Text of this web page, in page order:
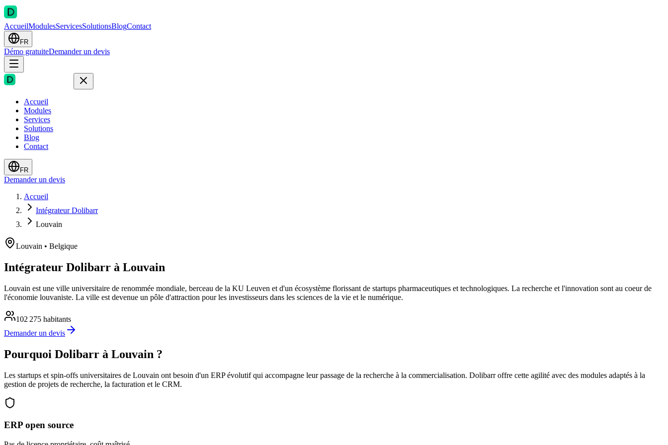
AccueilModulesServicesSolutionsBlogContact
FR
Démo gratuiteDemander un devis
Accueil
Modules
Services
Solutions
Blog
Contact
FR
Demander un devis
Accueil
Intégrateur Dolibarr
Louvain
Louvain • Belgique
Intégrateur Dolibarr à Louvain
Louvain est une ville universitaire de renommée mondiale, berceau de la KU Leuven et d'un écosystème florissant de startups pharmaceutiques et technologiques. La recherche et l'innovation sont au coeur de
l'économie louvaniste. La ville est devenue un pôle d'attraction pour les investisseurs dans les sciences de la vie et le numérique.
102 275 habitants
Demander un devis
Pourquoi Dolibarr à Louvain ?
Les startups et spin-offs universitaires de Louvain ont besoin d'un ERP évolutif qui accompagne leur passage de la recherche à la commercialisation. Dolibarr offre cette agilité avec des modules adaptés à la
gestion de projets de recherche, la facturation et le CRM.
ERP open source